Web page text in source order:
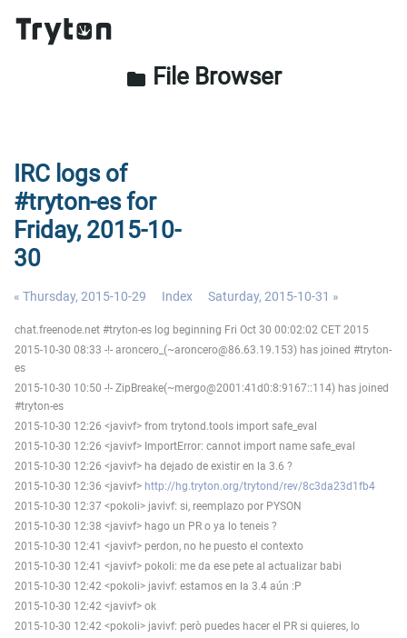
folder File Browser
IRC logs of
#tryton-es for
Friday, 2015-10-
30
« Thursday, 2015-10-29 Index Saturday, 2015-10-31 »
chat.freenode.net #tryton-es log beginning Fri Oct 30 00:02:02 CET 2015
2015-10-30 08:33 -!- aroncero_(~aroncero@86.63.19.153) has joined #tryton-
es
2015-10-30 10:50 -!- ZipBreake(~mergo@2001:41d0:8:9167::114) has joined
#tryton-es
2015-10-30 12:26 <javivf> from trytond.tools import safe_eval
2015-10-30 12:26 <javivf> ImportError: cannot import name safe_eval
2015-10-30 12:26 <javivf> ha dejado de existir en la 3.6 ?
2015-10-30 12:36 <javivf> http://hg.tryton.org/trytond/rev/8c3da23d1fb4
2015-10-30 12:37 <pokoli> javivf: si, reemplazo por PYSON
2015-10-30 12:38 <javivf> hago un PR o ya lo teneis ?
2015-10-30 12:41 <javivf> perdon, no he puesto el contexto
2015-10-30 12:41 <javivf> pokoli: me da ese pete al actualizar babi
2015-10-30 12:42 <pokoli> javivf: estamos en la 3.4 aún :P
2015-10-30 12:42 <javivf> ok
2015-10-30 12:42 <pokoli> javivf: però puedes hacer el PR si quieres, lo